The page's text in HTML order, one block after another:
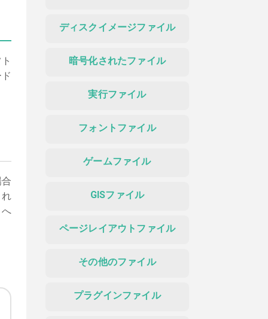
ディスクイメージファイル
暗号化されたファイル
実行ファイル
フォントファイル
ゲームファイル
GISファイル
ページレイアウトファイル
その他のファイル
プラグインファイル